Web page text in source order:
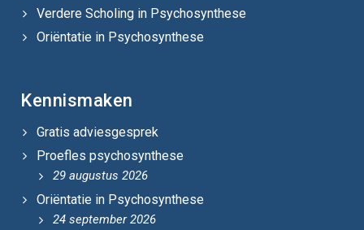
Verdere Scholing in Psychosynthese
Oriëntatie in Psychosynthese
Kennismaken
Gratis adviesgesprek
Proefles psychosynthese
29 augustus 2026
Oriëntatie in Psychosynthese
24 september 2026